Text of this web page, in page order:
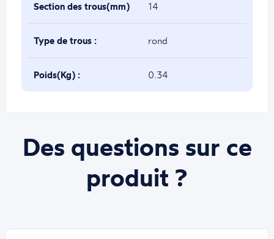
Section des trous(mm)
:
14
Type de trous : rond
Poids(Kg) : 0.34
Des questions sur ce
produit ?